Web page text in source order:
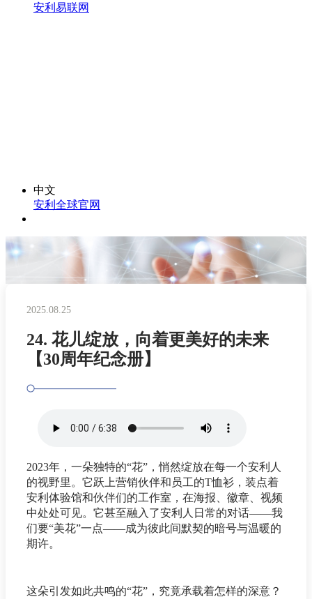
安利易联网
中文
安利全球官网
2025.08.25
24. 花儿绽放，向着更美好的未来
【30周年纪念册】
2023年，一朵独特的“花”，悄然绽放在每一个安利人
的视野里。它跃上营销伙伴和员工的T恤衫，装点着
安利体验馆和伙伴们的工作室，在海报、徽章、视频
中处处可见。它甚至融入了安利人日常的对话——我
们要“美花”一点——成为彼此间默契的暗号与温暖的
期许。
这朵引发如此共鸣的“花”，究竟承载着怎样的深意？